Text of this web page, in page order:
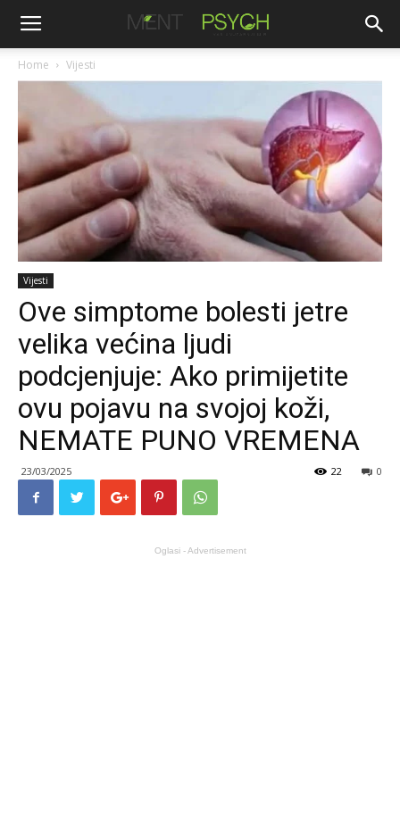
Home Vijesti
Vijesti
Ove simptome bolesti jetre
velika većina ljudi
podcjenjuje: Ako primijetite
ovu pojavu na svojoj koži,
NEMATE PUNO VREMENA
23/03/2025 0
22
Oglasi - Advertisement